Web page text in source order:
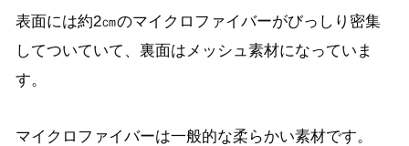
表面には約2㎝のマイクロファイバーがびっしり密集
してついていて、 裏面はメッシュ素材になっていま
す。
マイクロファイバーは一般的な柔らかい素材です。